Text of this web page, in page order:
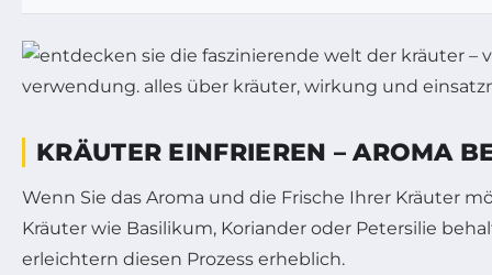
KRÄUTER EINFRIEREN – AROMA
Wenn Sie das Aroma und die Frische Ihrer Kräuter
Kräuter wie Basilikum, Koriander oder Petersilie
erleichtern diesen Prozess erheblich.